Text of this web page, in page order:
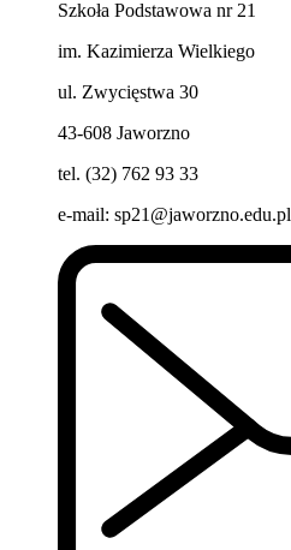
Szkoła Podstawowa nr 21
im. Kazimierza Wielkiego
ul. Zwycięstwa 30
43-608 Jaworzno
tel. (32) 762 93 33
e-mail: sp21@jaworzno.edu.pl